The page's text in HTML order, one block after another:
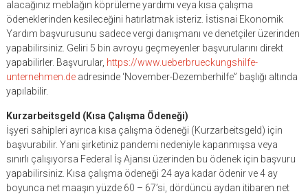
alacağınız meblağın köprüleme yardımı veya kısa çalışma
ödeneklerinden kesileceğini hatırlatmak isteriz. İstisnai Ekonomik
Yardım başvurusunu sadece vergi danışmanı ve denetçiler üzerinden
yapabilirsiniz. Geliri 5 bin avroyu geçmeyenler başvurularını direkt
yapabilirler. Başvurular, https://www.ueberbrueckungshilfe-
unternehmen.deadresinde ‘November-Dezemberhilfe” başlığı altında
yapılabilir.
Kurzarbeitsgeld (Kısa Çalışma Ödeneği)
İşyeri sahipleri ayrıca kısa çalışma ödeneği (Kurzarbeitsgeld) için
başvurabilir. Yani şirketiniz pandemi nedeniyle kapanmışsa veya
sınırlı çalışıyorsa Federal İş Ajansı üzerinden bu ödenek için başvuru
yapabilirsiniz. Kısa çalışma ödeneği 24 aya kadar ödenir ve 4 ay
boyunca net maaşın yüzde 60 – 67’si, dördüncü aydan itibaren net